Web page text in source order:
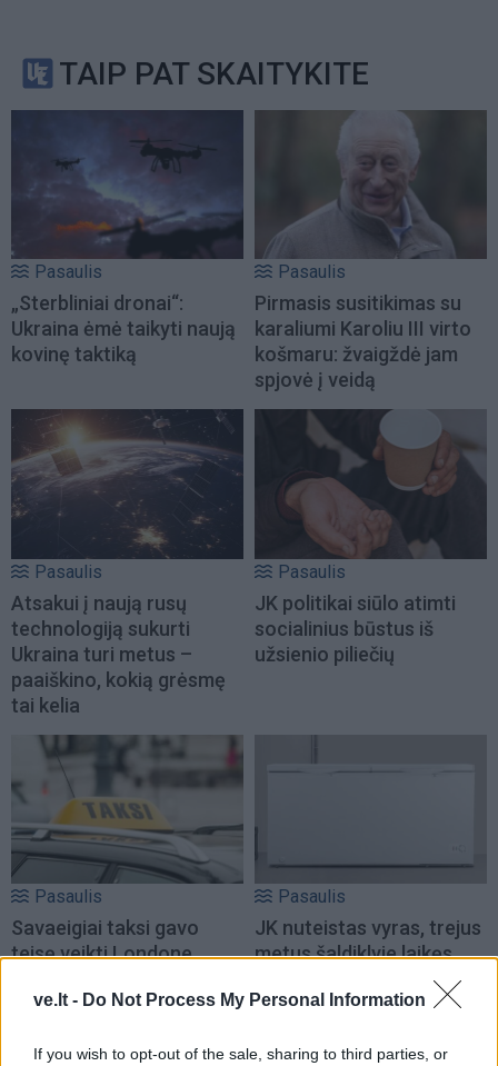
ve.lt - Do Not Process My Personal Information
If you wish to opt-out of the sale, sharing to third parties, or
TAIP PAT SKAITYKITE
Pasaulis
„Sterbliniai dronai“:
Ukraina ėmė taikyti naują
kovinę taktiką
Pasaulis
Pirmasis susitikimas su
karaliumi Karoliu III virto
košmaru: žvaigždė jam
spjovė į veidą
Pasaulis
Atsakui į naują rusų
technologiją sukurti
Ukraina turi metus –
paaiškino, kokią grėsmę
tai kelia
Pasaulis
JK politikai siūlo atimti
socialinius būstus iš
užsienio piliečių
Pasaulis
Savaeigiai taksi gavo
teisę veikti Londone
Pasaulis
JK nuteistas vyras, trejus
metus šaldiklyje laikęs...